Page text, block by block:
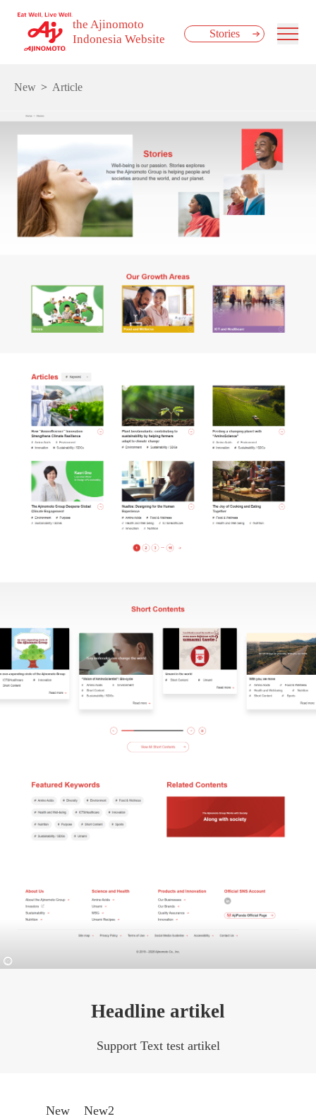
the Ajinomoto
Indonesia Website
Stories
New Article
Headline artikel
Support Text test artikel
New New2